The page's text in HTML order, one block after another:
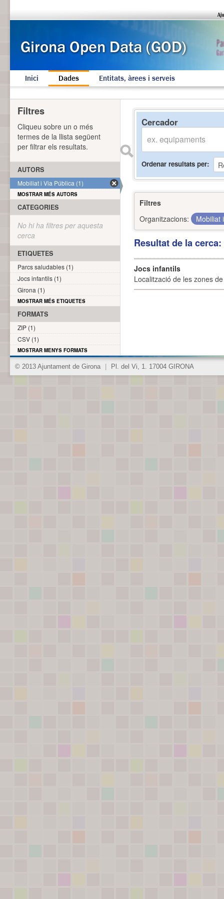
Inici Dades Entitats, àrees i serveis
Cercador
Ordenar resultats per
Filtres
Organitzacions:
Mobiliat
Resultat de la
Jocs infantils
Localització de les zones
Filtres
Cliqueu sobre un o més
termes de la llista següent
per filtrar els resultats.
AUTORS
Mobiliat i Via Pública (1)
MOSTRAR MÉS AUTORS
CATEGORIES
No hi ha filtres per aquesta
cerca
ETIQUETES
Parcs saludables (1)
Jocs infantils (1)
Girona (1)
MOSTRAR MÉS ETIQUETES
FORMATS
ZIP (1)
CSV (1)
MOSTRAR MENYS FORMATS
© 2013 Ajuntament de Girona Pl. del Vi, 1. 17004 GIRONA